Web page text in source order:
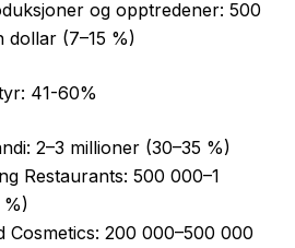
og opptredener: 500
dollar (7–15 %)
41-60%
2–3 millioner (30–35 %)
Restaurants: 500 000–1
%)
Cosmetics: 200 000–500 000